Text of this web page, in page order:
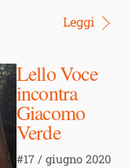
Leggi
Lello Voce
incontra
Giacomo
Verde
#17 / giugno 2020